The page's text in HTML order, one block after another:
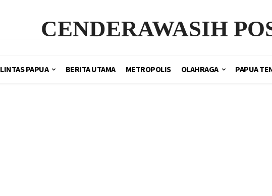
CENDERAWASIH
LINTAS PAPUA BERITA UTAMA METROPOLIS OLAHRAGA PAPUA